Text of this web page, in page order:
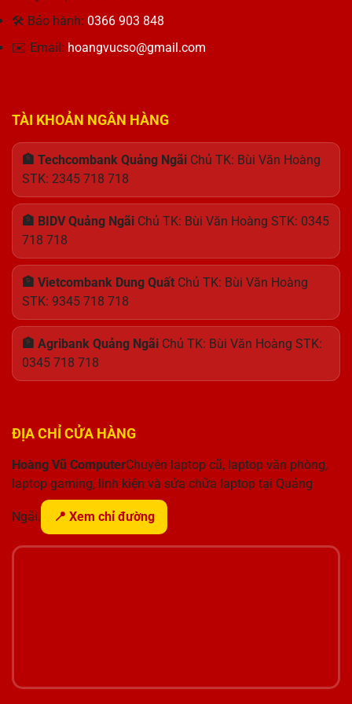
kế
Hảo
🛠 Bảo hành: 0366 903 848
✉️ Email: hoangvucso@gmail.com
TÀI KHOẢN NGÂN HÀNG
🏦 Techcombank Quảng Ngãi Chủ TK: Bùi Văn Hoàng
STK: 2345 718 718
🏦 BIDV Quảng Ngãi Chủ TK: Bùi Văn Hoàng STK: 0345
718 718
🏦 Vietcombank Dung Quất Chủ TK: Bùi Văn Hoàng
STK: 9345 718 718
🏦 Agribank Quảng Ngãi Chủ TK: Bùi Văn Hoàng STK:
0345 718 718
ĐỊA CHỈ CỬA HÀNG
Hoàng Vũ ComputerChuyên laptop cũ, laptop văn phòng,
laptop gaming, linh kiện và sửa chữa laptop tại Quảng
Ngãi. 📍 Xem chỉ đường